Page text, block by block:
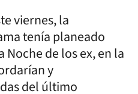
viernes, la
tenía planeado
Noche de los ex, en la
y
del último